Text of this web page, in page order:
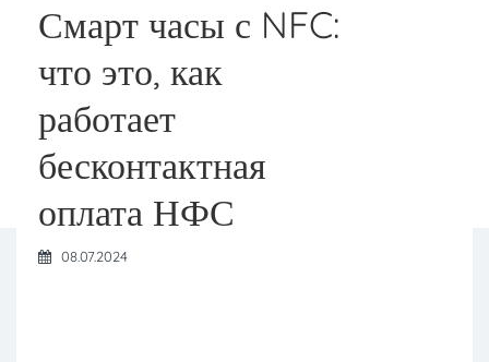
Смарт часы с NFC:
что это, как
работает
бесконтактная
оплата НФС
08.07.2024